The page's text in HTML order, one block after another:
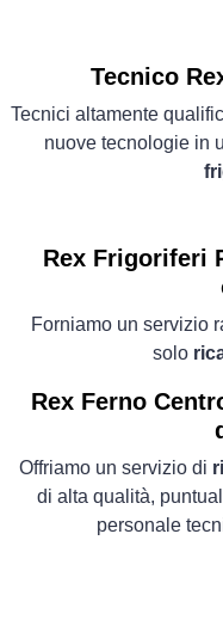
Tecnico
Tecnici altamente
nuove tecnologie in
Rex Frigoriferi
Forniamo un servizio
solo
Rex Ferno
Offriamo un servizio di
di alta qualità,
personale